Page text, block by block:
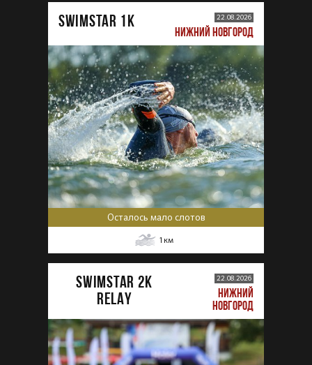
SWIMSTAR 1K 22.08.2026
НИЖНИЙ НОВГОРОД
Осталось мало слотов
1 км
SWIMSTAR 2K
RELAY
22.08.2026
НИЖНИЙ
НОВГОРОД